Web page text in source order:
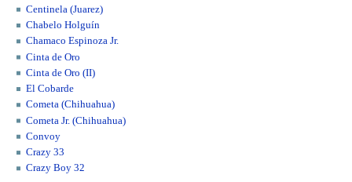
Centinela (Juarez)
Chabelo Holguín
Chamaco Espinoza Jr.
Cinta de Oro
Cinta de Oro (II)
El Cobarde
Cometa (Chihuahua)
Cometa Jr. (Chihuahua)
Convoy
Crazy 33
Crazy Boy 32